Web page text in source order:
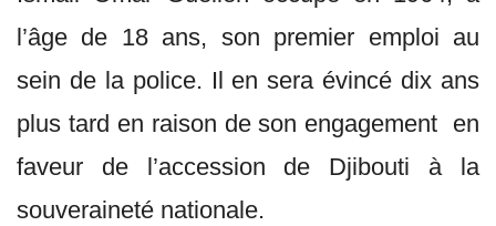
l’âge de 18 ans, son premier emploi au
sein de la police. Il en sera évincé dix ans
plus tard en raison de son engagement en
faveur de l’accession de Djibouti à la
souveraineté nationale.